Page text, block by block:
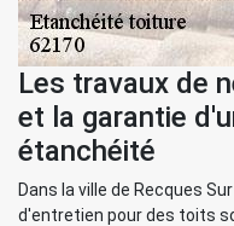
Les travaux de
et la garantie
étanchéité
Dans la ville de Recques
d'entretien pour des toits